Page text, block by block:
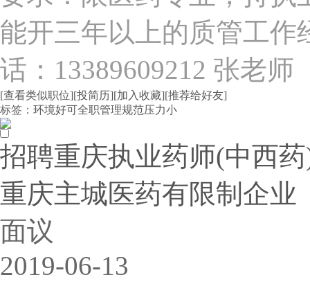
能开三年以上的质管工作
话：13389609212 张老师
[查看类似职位][投简历][加入收藏][推荐给好友]
标签： 环境好可全职管理规范压力小
招聘重庆执业药师(中西
重庆主城医药有限制企业
面议
2019-06-13